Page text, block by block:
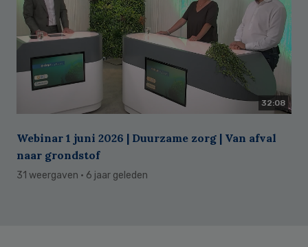
32:08
Webinar 1 juni 2026 | Duurzame zorg | Van afval
naar grondstof
31 weergaven · 6 jaar geleden